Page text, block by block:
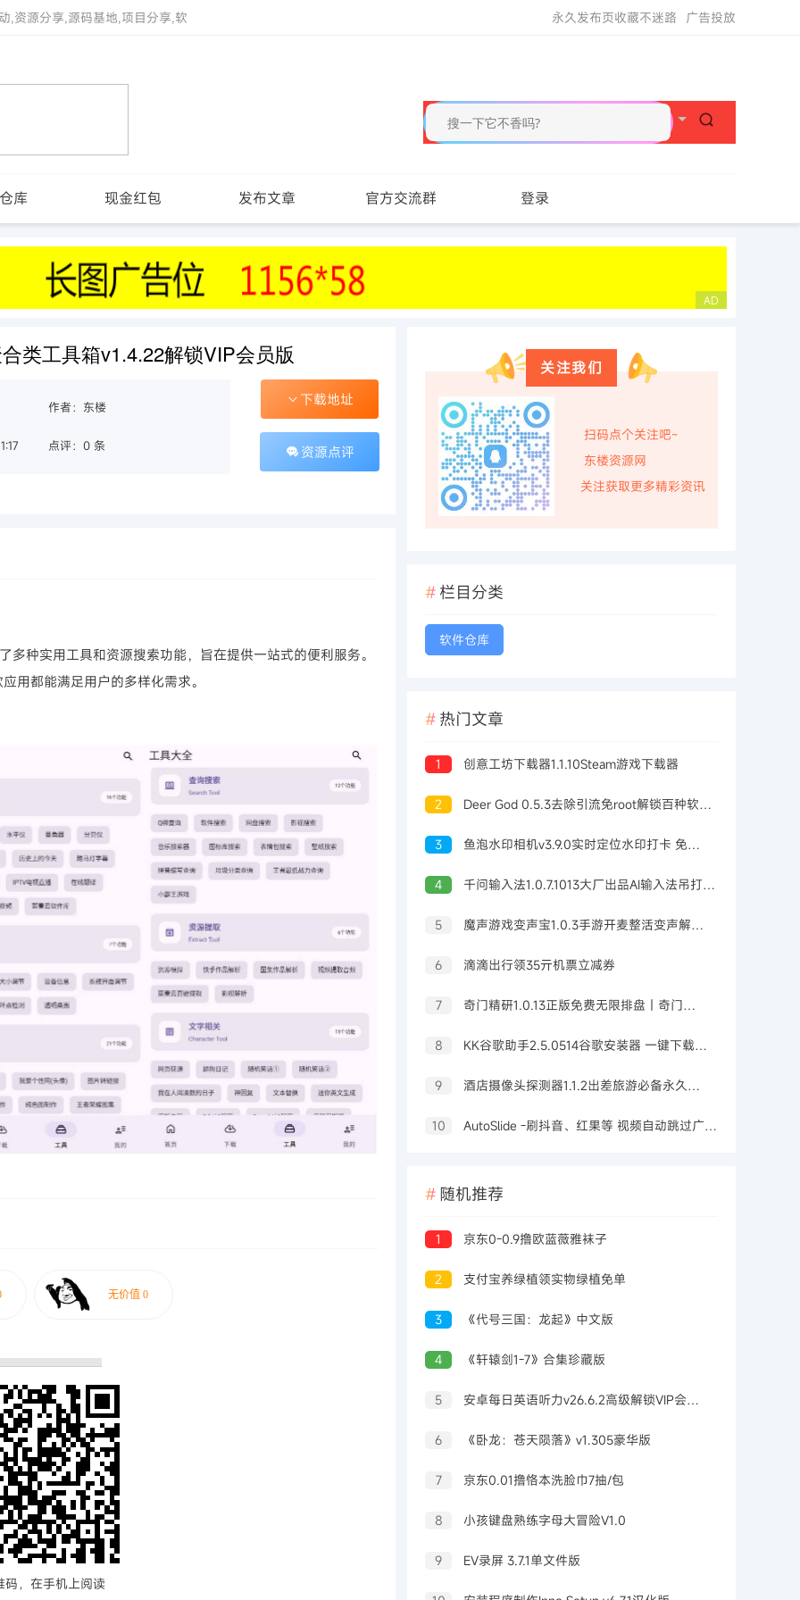
,资源分享,源码基地,项目分享,软 广告投放
永久发布页收藏不迷路
库 现金红包 发布文章 官方交流群 登录
类工具箱v1.4.22解锁VIP会员版
作者：东楼
点评：0 条
下载地址
资源点评
种实用工具和资源搜索功能，旨在提供一站式的便利服务。
用都能满足用户的多样化需求。
码，在手机上阅读
关注我们
扫码点个关注吧~
东楼资源网
关注获取更多精彩资讯
栏目分类
软件仓库
热门文章
1 创意工坊下载器1.1.10Steam游戏下载器
2 Deer God 0.5.3去除引流免root解锁百种软件会员
3 鱼泡水印相机v3.9.0实时定位水印打卡 免费无广告
4 千问输入法1.0.7.1013大厂出品AI输入法吊打豆包输入法
5 魔声游戏变声宝1.0.3手游开麦整活变声解锁会员
6 滴滴出行领35亓机票立减券
7 奇门精研1.0.13正版免费无限排盘｜奇门预测
8 KK谷歌助手2.5.0514谷歌安装器 一键下载安装
9 酒店摄像头探测器1.1.2出差旅游必备永久可用
10 AutoSlide -刷抖音、红果等 视频自动跳过广告 OCR智能识别 v2.6.0
随机推荐
1 京东0-0.9撸欧蓝薇雅袜子
2 支付宝养绿植领实物绿植免单
3 《代号三国：龙起》中文版
4 《轩辕剑1-7》合集珍藏版
5 安卓每日英语听力v26.6.2高级解锁VIP会员版
6 《卧龙：苍天陨落》v1.305豪华版
7 京东0.01撸恪本洗脸巾7抽/包
8 小孩键盘熟练字母大冒险V1.0
9 EV录屏 3.7.1单文件版